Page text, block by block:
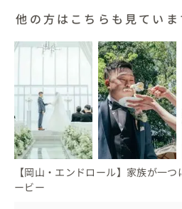
他の方はこちらも見ていま
【岡山・エンドロール】家族が一
ービー